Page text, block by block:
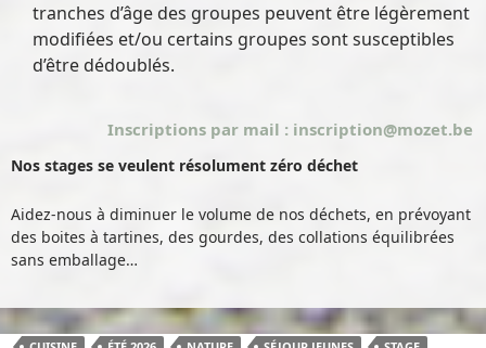
tranches d’âge des groupes peuvent être légèrement
modifiées et/ou certains groupes sont susceptibles
d’être dédoublés.
Inscriptions par mail : inscription@mozet.be
Nos stages se veulent résolument zéro déchet
Aidez-nous à diminuer le volume de nos déchets, en prévoyant
des boites à tartines, des gourdes, des collations équilibrées
sans emballage…